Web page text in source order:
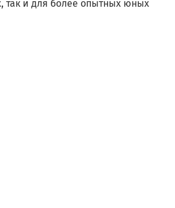
так и для более опытных юных